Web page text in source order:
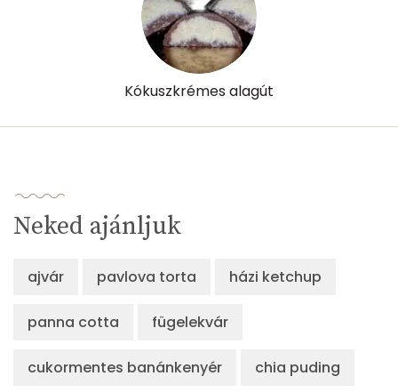
Kókuszkrémes alagút
Neked ajánljuk
ajvár pavlova torta házi ketchup
panna cotta fügelekvár
cukormentes banánkenyér chia puding